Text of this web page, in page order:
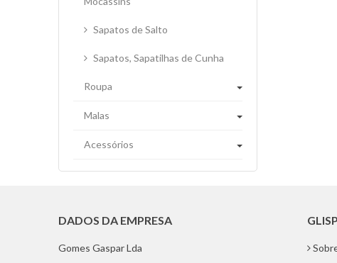
Sapatos de Salto
Sapatos, Sapatilhas de Cunha
Roupa
Malas
Acessórios
DADOS DA EMPRESA
Gomes Gaspar Lda